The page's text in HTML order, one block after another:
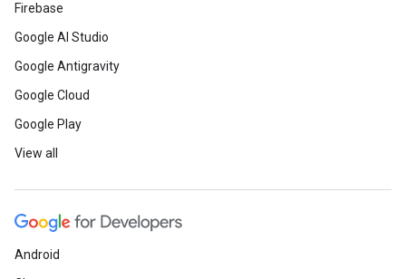
Firebase
Google AI Studio
Google Antigravity
Google Cloud
Google Play
View all
Android